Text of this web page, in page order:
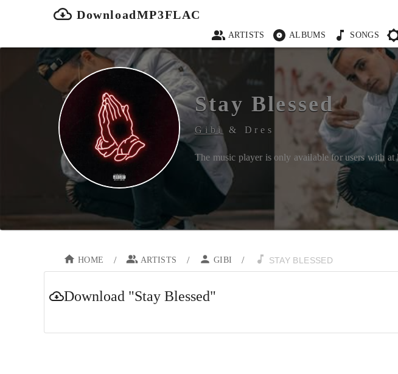
DownloadMP3FLAC
ARTISTS ALBUMS SONGS
Stay Blessed
Gibi & Dres
The music player is only available for users with at
HOME / ARTISTS / GIBI / STAY BLESSED
Download "Stay Blessed"